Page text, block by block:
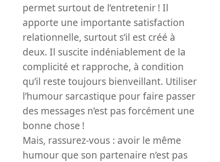
permet surtout de l’entretenir! Il
apporte une importante satisfaction
relationnelle, surtout s’il est créé à
deux. Il suscite indéniablement de la
complicité et rapproche, à condition
qu’il reste toujours bienveillant. Utiliser
l’humour sarcastique pour faire passer
des messages n’est pas forcément une
bonne chose !
Mais, rassurez-vous : avoir le même
humour que son partenaire n’est pas